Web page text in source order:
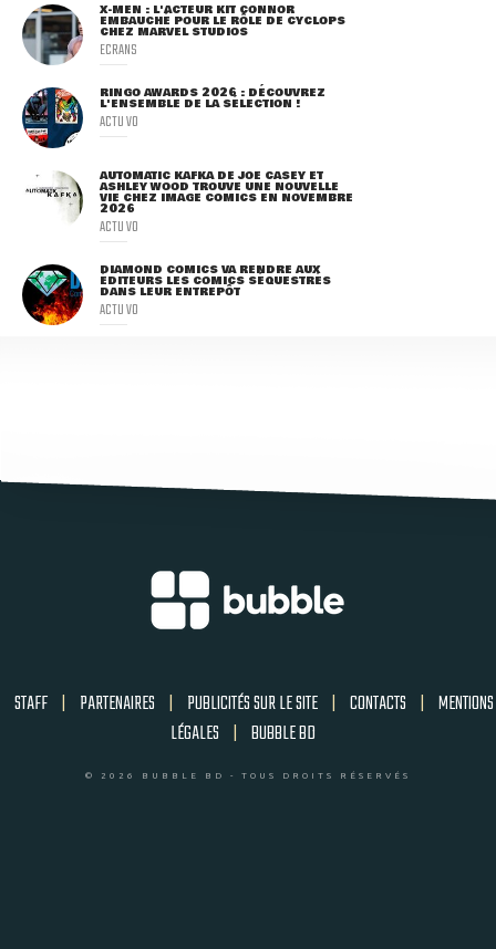
X-MEN : L'ACTEUR KIT CONNOR
EMBAUCHÉ POUR LE RÔLE DE CYCLOPS
CHEZ MARVEL STUDIOS
ECRANS
RINGO AWARDS 2026 : DÉCOUVREZ
L'ENSEMBLE DE LA SÉLECTION !
ACTU VO
AUTOMATIC KAFKA DE JOE CASEY ET
ASHLEY WOOD TROUVE UNE NOUVELLE
VIE CHEZ IMAGE COMICS EN NOVEMBRE
2026
ACTU VO
DIAMOND COMICS VA RENDRE AUX
ÉDITEURS LES COMICS SÉQUESTRÉS
DANS LEUR ENTREPÔT
ACTU VO
STAFF | PARTENAIRES | PUBLICITÉS SUR LE SITE | CONTACTS | MENTIONS
LÉGALES | BUBBLE BD
© 2026 BUBBLE BD - TOUS DROITS RÉSERVÉS